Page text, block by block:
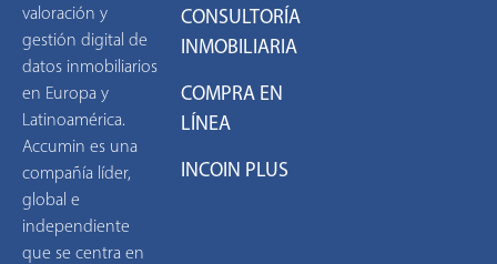
valoración y
gestión digital de
datos inmobiliarios
en Europa y
Latinoamérica.
Accumin es una
compañía líder,
global e
independiente
que se centra en
CONSULTORÍA
INMOBILIARIA
COMPRA EN
LÍNEA
INCOIN PLUS